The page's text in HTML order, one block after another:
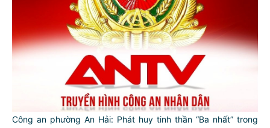
Công an phường An Hải: Phát huy tinh thần “Ba nhất” trong